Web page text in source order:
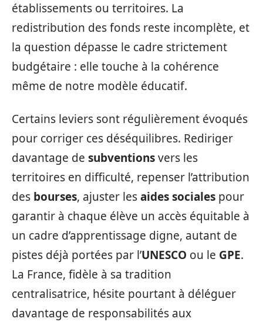
établissements ou territoires. La
redistribution des fonds reste incomplète, et
la question dépasse le cadre strictement
budgétaire : elle touche à la cohérence
même de notre modèle éducatif.
Certains leviers sont régulièrement évoqués
pour corriger ces déséquilibres. Rediriger
davantage de subventionsvers les
territoires en difficulté, repenser l’attribution
des bourses, ajuster lesaides sociales pour
garantir à chaque élève un accès équitable à
un cadre d’apprentissage digne, autant de
pistes déjà portées par l’UNESCO ou le GPE.
La France, fidèle à sa tradition
centralisatrice, hésite pourtant à déléguer
davantage de responsabilités aux